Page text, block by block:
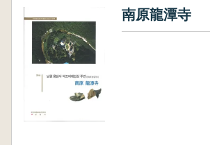
南原龍潭寺